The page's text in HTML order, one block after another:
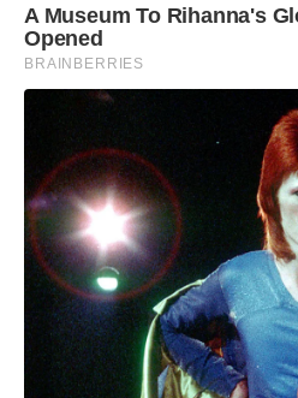
A Museum To Rihanna's
Opened
BRAINBERRIES